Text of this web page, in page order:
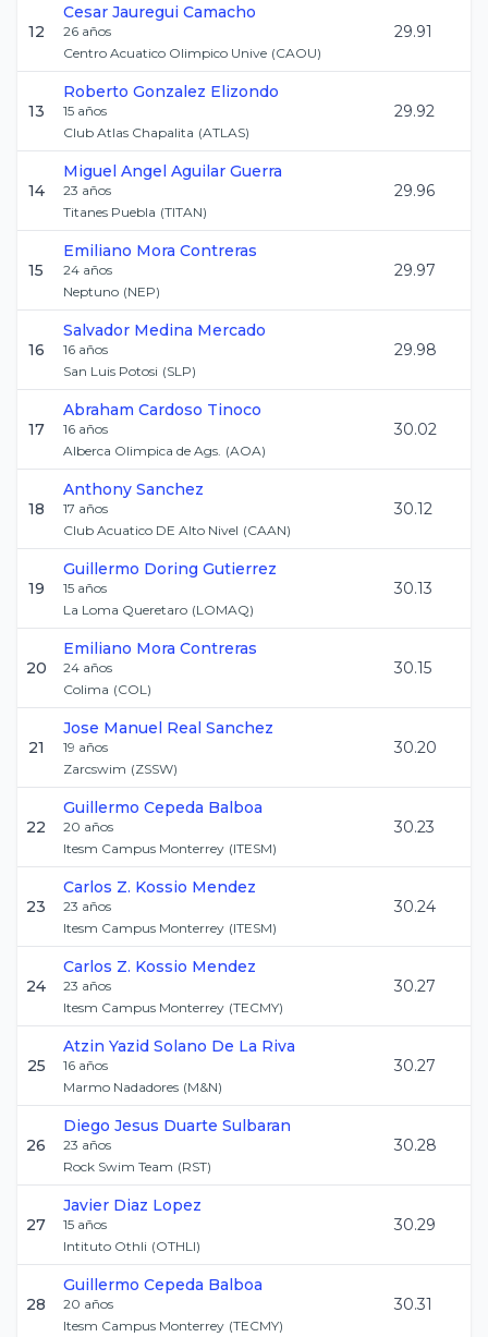
12
Cesar Jauregui Camacho
26 años
Centro Acuatico Olimpico Unive (CAOU)
29.91
13
Roberto Gonzalez Elizondo
15 años
Club Atlas Chapalita (ATLAS)
29.92
14
Miguel Angel Aguilar Guerra
23 años
Titanes Puebla (TITAN)
29.96
15
Emiliano Mora Contreras
24 años
Neptuno (NEP)
29.97
16
Salvador Medina Mercado
16 años
San Luis Potosi (SLP)
29.98
17
Abraham Cardoso Tinoco
16 años
Alberca Olimpica de Ags. (AOA)
30.02
18
Anthony Sanchez
17 años
Club Acuatico DE Alto Nivel (CAAN)
30.12
19
Guillermo Doring Gutierrez
15 años
La Loma Queretaro (LOMAQ)
30.13
20
Emiliano Mora Contreras
24 años
Colima (COL)
30.15
21
Jose Manuel Real Sanchez
19 años
Zarcswim (ZSSW)
30.20
22
Guillermo Cepeda Balboa
20 años
Itesm Campus Monterrey (ITESM)
30.23
23
Carlos Z. Kossio Mendez
23 años
Itesm Campus Monterrey (ITESM)
30.24
24
Carlos Z. Kossio Mendez
23 años
Itesm Campus Monterrey (TECMY)
30.27
25
Atzin Yazid Solano De La Riva
16 años
Marmo Nadadores (M&N)
30.27
26
Diego Jesus Duarte Sulbaran
23 años
Rock Swim Team (RST)
30.28
27
Javier Diaz Lopez
15 años
Intituto Othli (OTHLI)
30.29
28
Guillermo Cepeda Balboa
20 años
Itesm Campus Monterrey (TECMY)
30.31